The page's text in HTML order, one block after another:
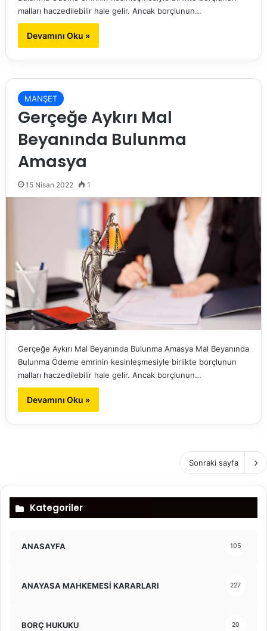
malları haczedilebilir hale gelir. Ancak borçlunun…
Devamını Oku »
MANŞET
Gerçeğe Aykırı Mal
Beyanında Bulunma
Amasya
15 Nisan 2022 1
Gerçeğe Aykırı Mal Beyanında Bulunma Amasya Mal Beyanında
Bulunma Ödeme emrinin kesinleşmesiyle birlikte borçlunun
malları haczedilebilir hale gelir. Ancak borçlunun…
Devamını Oku »
Sonraki sayfa
Kategoriler
ANASAYFA 105
ANAYASA MAHKEMESİ KARARLARI 227
BORÇ HUKUKU 20